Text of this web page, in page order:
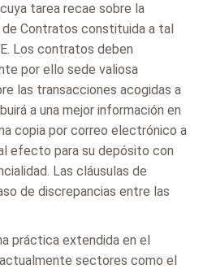
tarea recae sobre la
Contratos constituida a tal
Los contratos deben
por ello sede valiosa
las transacciones acogidas a
a una mejor información en
copia por correo electrónico a
efecto para su depósito con
Las cláusulas de
de discrepancias entre las
práctica extendida en el
sectores como el